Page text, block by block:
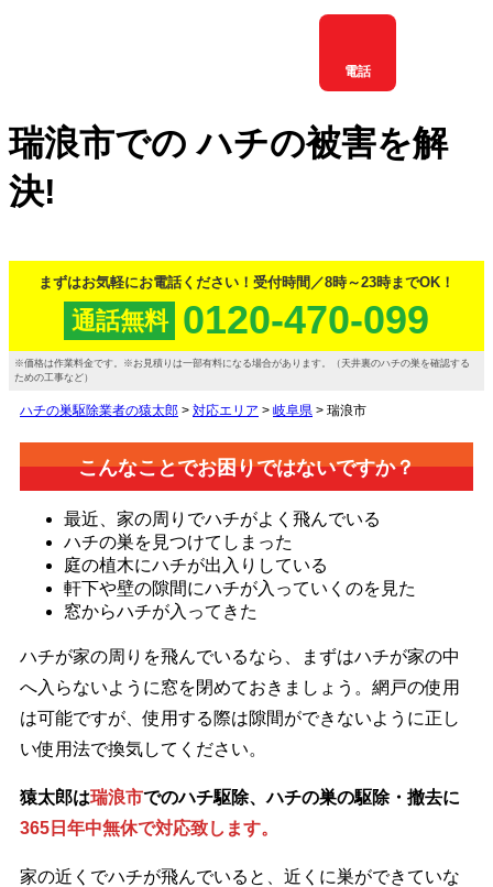
電話
瑞浪市での ハチの被害を解
決!
まずはお気軽にお電話ください！ 受付時間／8時～23時までOK！
通話無料 0120-470-099
価格は作業料金です。
お見積りは一部有料になる場合があります。（天井裏のハチの巣を確認する
ための工事など）
ハチの巣駆除業者の猿太郎 > 対応エリア > 岐阜県 > 瑞浪市
こんなことでお困りではないですか？
最近、家の周りでハチがよく飛んでいる
ハチの巣を見つけてしまった
庭の植木にハチが出入りしている
軒下や壁の隙間にハチが入っていくのを見た
窓からハチが入ってきた
ハチが家の周りを飛んでいるなら、まずはハチが家の中
へ入らないように窓を閉めておきましょう。網戸の使用
は可能ですが、使用する際は隙間ができないように正し
い使用法で換気してください。
猿太郎は瑞浪市でのハチ駆除、ハチの巣の駆除・撤去に
365日年中無休で対応致します。
家の近くでハチが飛んでいると、近くに巣ができていな